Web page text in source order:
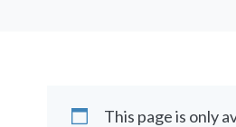
This page is only